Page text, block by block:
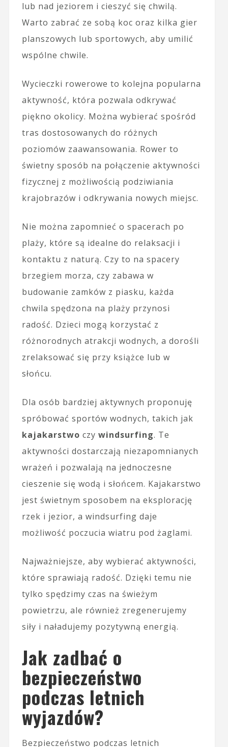
lub nad jeziorem i cieszyć się chwilą.
Warto zabrać ze sobą koc oraz kilka gier
planszowych lub sportowych, aby umilić
wspólne chwile.
Wycieczki rowerowe to kolejna popularna
aktywność, która pozwala odkrywać
piękno okolicy. Można wybierać spośród
tras dostosowanych do różnych
poziomów zaawansowania. Rower to
świetny sposób na połączenie aktywności
fizycznej z możliwością podziwiania
krajobrazów i odkrywania nowych miejsc.
Nie można zapomnieć o spacerach po
plaży, które są idealne do relaksacji i
kontaktu z naturą. Czy to na spacery
brzegiem morza, czy zabawa w
budowanie zamków z piasku, każda
chwila spędzona na plaży przynosi
radość. Dzieci mogą korzystać z
różnorodnych atrakcji wodnych, a dorośli
zrelaksować się przy książce lub w
słońcu.
Dla osób bardziej aktywnych proponuję
spróbować sportów wodnych, takich jak
kajakarstwo czy windsurfing. Te
aktywności dostarczają niezapomnianych
wrażeń i pozwalają na jednoczesne
cieszenie się wodą i słońcem. Kajakarstwo
jest świetnym sposobem na eksplorację
rzek i jezior, a windsurfing daje
możliwość poczucia wiatru pod żaglami.
Najważniejsze, aby wybierać aktywności,
które sprawiają radość. Dzięki temu nie
tylko spędzimy czas na świeżym
powietrzu, ale również zregenerujemy
siły i naładujemy pozytywną energią.
Jak zadbać o
bezpieczeństwo
podczas letnich
wyjazdów?
Bezpieczeństwo podczas letnich